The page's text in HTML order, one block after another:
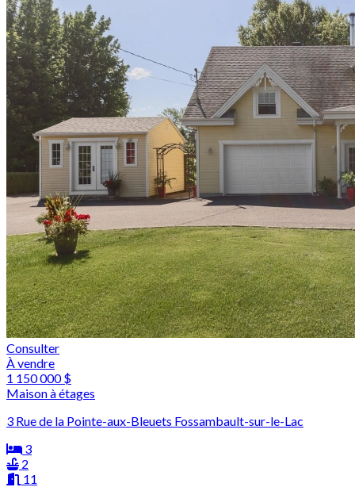
Consulter
À vendre
1 150 000 $
Maison à étages
3 Rue de la Pointe-aux-Bleuets Fossambault-sur-le-Lac
3
2
11